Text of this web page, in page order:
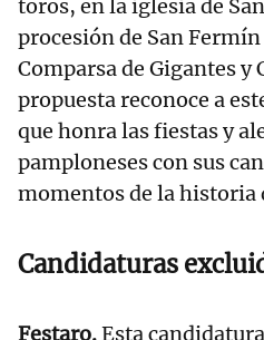
toros, en la iglesia de
procesión de San
Comparsa de Gigantes y
propuesta reconoce a
que honra las fiestas y
pamploneses con sus
momentos de la historia
Candidaturas
Festaro.Esta